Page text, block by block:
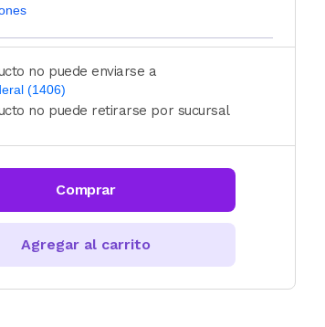
no puede enviarse a
(1406)
postal (sólo números)
CALCULAR
no puede retirarse por sucursal
Comprar
Agregar al carrito